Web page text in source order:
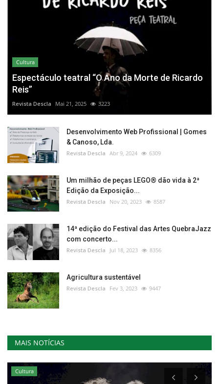
Cultura
Espectáculo teatral “O Ano da Morte de Ricardo
Reis”
Revista Descla Mai 21, 2025 3223
Desenvolvimento Web Profissional | Gomes
& Canoso, Lda.
Revista Descla Abr 9, 2024 6309
Um milhão de peças LEGO® dão vida à 2ª
Edição da Exposição...
Revista Descla Nov 20, 2023 8587
14ª edição do Festival das Artes QuebraJazz
com concerto...
Revista Descla Jul 18, 2023 8356
Agricultura sustentável
Revista Descla Fev 3, 2023 9447
MAIS NOTÍCIAS
Cultura